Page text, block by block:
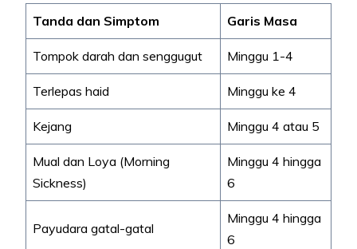
Tanda dan Simptom Garis Masa
Tompok darah dan senggugut Minggu 1-4
Terlepas haid Minggu ke 4
Kejang Minggu 4 atau 5
Mual dan Loya (Morning
Sickness)
Minggu 4 hingga
6
Payudara gatal-gatal
Minggu 4 hingga
6